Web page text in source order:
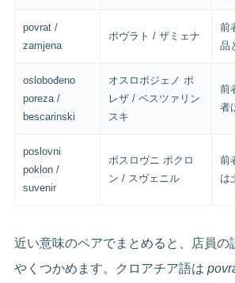
povrat /
zamjena
ポヴラト / ザミェナ
前
品
oslobođeno
poreza /
bescarinski
オスロボジェノ ポ
レザ / ベスツァリン
スキ
前
者
poslovni
poklon /
suvenir
ポスロヴニ ポクロ
ン / スヴェニル
前
は
近い意味のペアでまとめると、店員の
やくつかめます。クロアチア語は